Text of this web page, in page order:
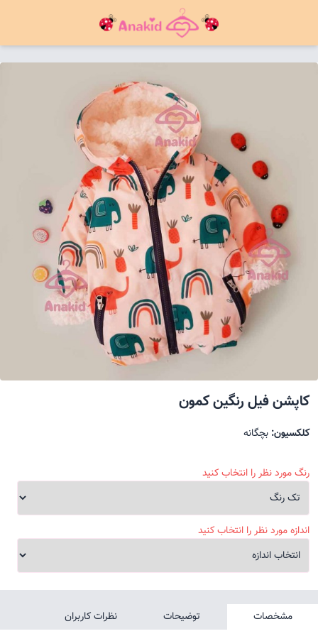
کاپشن فیل رنگین کمون
کلکسیون: بچگانه
رنگ مورد نظر را انتخاب کنید
اندازه مورد نظر را انتخاب کنید
مشخصات توضیحات نظرات کاربران